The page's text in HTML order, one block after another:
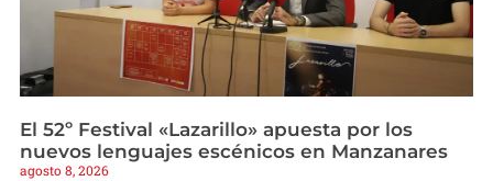
El 52º Festival «Lazarillo» apuesta por los
nuevos lenguajes escénicos en Manzanares
agosto 8, 2026